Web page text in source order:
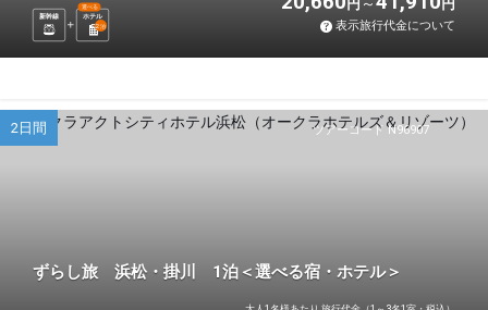
新幹線 ホテル
選べる
2泊
円 円
表示旅行代金について
ツアーコード N96907
2日間
ずらし旅 浜松・掛川 1泊＜選べる宿・ホテル＞